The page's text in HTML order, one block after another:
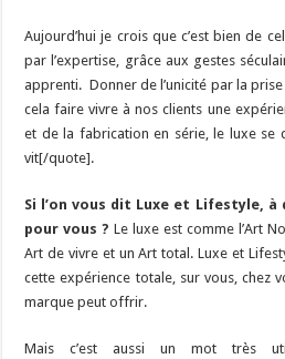
Aujourd’hui je crois que c’est bien de
par l’expertise, grâce aux gestes
apprenti. Donner de l’unicité par la
cela faire vivre à nos clients une
et de la fabrication en série, le luxe se
vit[/quote].
Si l’on vous dit Luxe et Lifestyle,
pour vous ?Le luxe est comme l’Art
Art de vivre et un Art total. Luxe et
cette expérience totale, sur vous, chez
marque peut offrir.
Mais c’est aussi un mot très